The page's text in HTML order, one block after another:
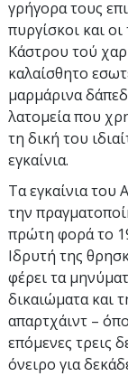
γρήγορα τους
πυργίσκοι και
Κάστρου τού
καλαίσθητο
μαρμάρινα
λατομεία που
τη δική του
εγκαίνια.
Τα εγκαίνια
την
πρώτη φορά το
Ιδρυτή της
φέρει τα
δικαιώματα και
απαρτχάιντ –
επόμενες τρεις
όνειρο για